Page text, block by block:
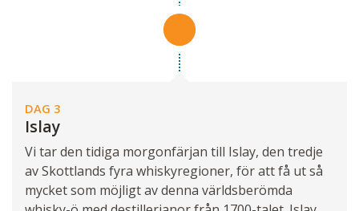
DAG 3
Islay
Vi tar den tidiga morgonfärjan till Islay, den tredje
av Skottlands fyra whiskyregioner, för att få ut så
mycket som möjligt av denna världsberömda